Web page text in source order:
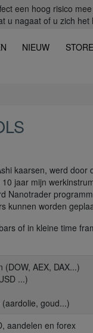
een hoog risico
u nagaat of u zich
NIEUW STORE
kaarsen, werd door
jaar mijn
Nanotrader
kunnen worden
of in kleine time
(DOW, AEX, DAX...)
...)
goud...)
aandelen en forex